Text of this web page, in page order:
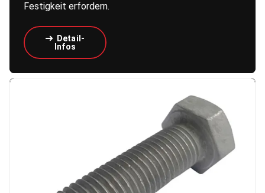
Festigkeit erfordern.
Detail-
Infos